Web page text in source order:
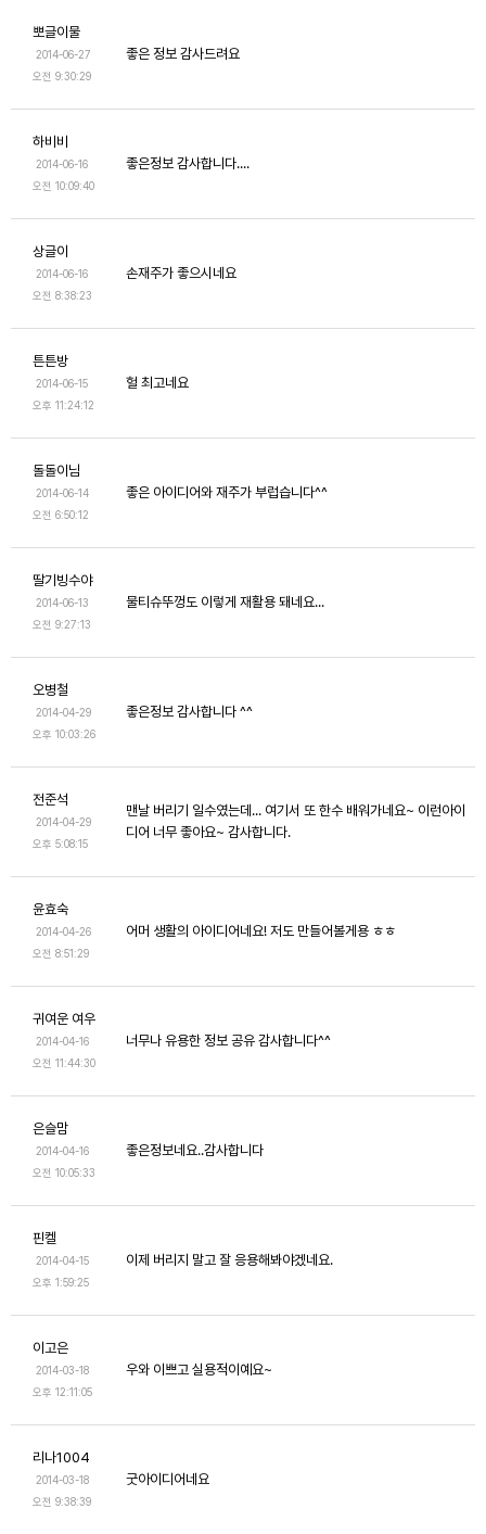
뽀글이물
2014-06-27
오전 9:30:29
좋은 정보 감사드려요
하비비
2014-06-16
오전 10:09:40
좋은정보 감사합니다....
상글이
2014-06-16
오전 8:38:23
손재주가 좋으시네요
튼튼방
2014-06-15
오후 11:24:12
헐 최고네요
돌돌이님
2014-06-14
오전 6:50:12
좋은 아이디어와 재주가 부럽습니다^^
딸기빙수야
2014-06-13
오전 9:27:13
물티슈뚜껑도 이렇게 재활용 돼네요...
오병철
2014-04-29
오후 10:03:26
좋은정보 감사합니다 ^^
전준석
2014-04-29
오후 5:08:15
맨날 버리기 일수였는데... 여기서 또 한수 배워가네요~ 이런아이
디어 너무 좋아요~ 감사합니다.
윤효숙
2014-04-26
오전 8:51:29
어머 생활의 아이디어네요! 저도 만들어볼게용 ㅎㅎ
귀여운 여우
2014-04-16
오전 11:44:30
너무나 유용한 정보 공유 감사합니다^^
은슬맘
2014-04-16
오전 10:05:33
좋은정보네요..감사합니다
핀켈
2014-04-15
오후 1:59:25
이제 버리지 말고 잘 응용해봐야겠네요.
이고은
2014-03-18
오후 12:11:05
우와 이쁘고 실용적이예요~
리나1004
2014-03-18
오전 9:38:39
굿아이디어네요